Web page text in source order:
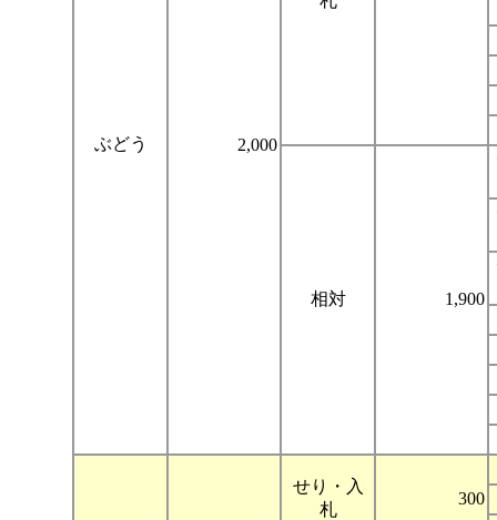
ぶどう 2,000
相対 1,900
せり・入
札
300